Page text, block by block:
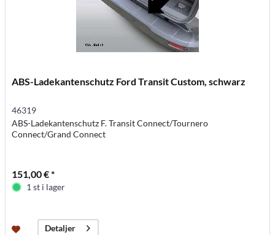
ABS-Ladekantenschutz Ford Transit Custom, schwarz
46319
ABS-Ladekantenschutz F. Transit Connect/Tournero
Connect/Grand Connect
151,00 € *
1 st i lager
Detaljer